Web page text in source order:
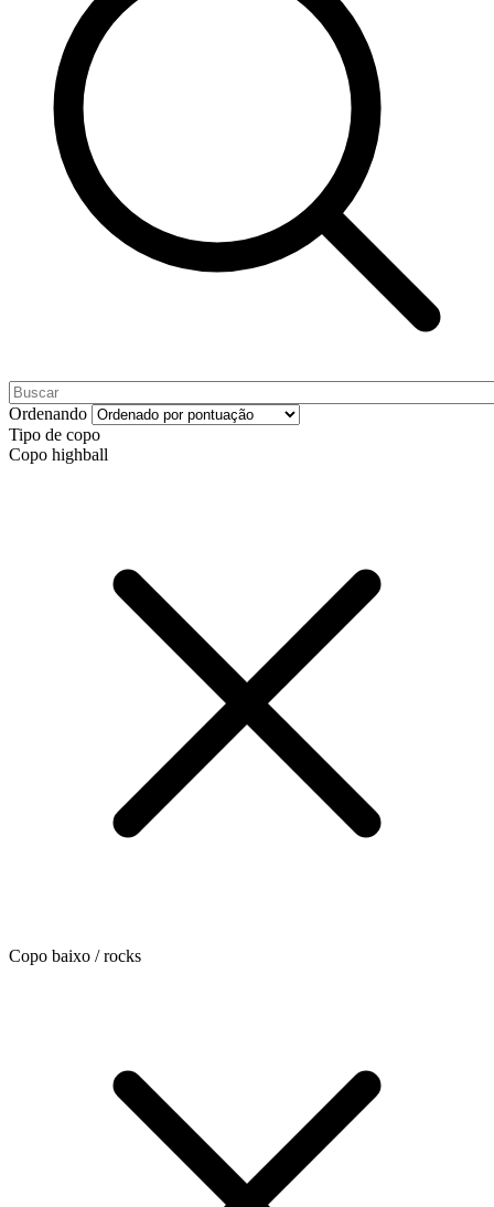
Ordenando
Tipo de copo
Copo highball
Copo baixo / rocks